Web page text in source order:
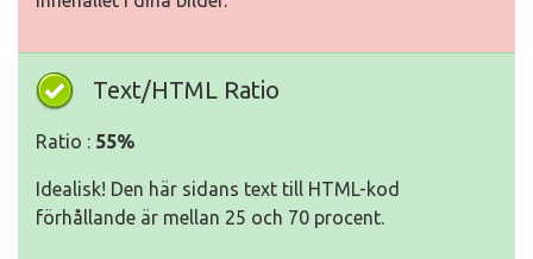
Text/HTML Ratio
Ratio : 55%
Idealisk! Den här sidans text till HTML-kod
förhållande är mellan 25 och 70 procent.